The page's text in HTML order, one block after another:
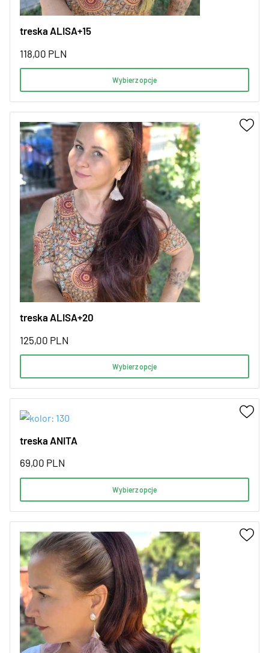
treska ALISA+15
118,00 PLN
Wybierz opcje
treska ALISA+20
125,00 PLN
Wybierz opcje
treska ANITA
69,00 PLN
Wybierz opcje